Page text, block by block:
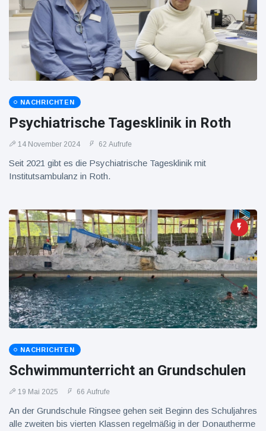
Warnung
und Hitze
in New
York
Aufrufe
NACHRICHTEN
Psychiatrische Tagesklinik in Roth
14 November 2024 62 Aufrufe
Seit 2021 gibt es die Psychiatrische Tagesklinik mit
Institutsambulanz in Roth.
NACHRICHTEN
Schwimmunterricht an Grundschulen
19 Mai 2025 66 Aufrufe
An der Grundschule Ringsee gehen seit Beginn des Schuljahres
alle zweiten bis vierten Klassen regelmäßig in der Donautherme